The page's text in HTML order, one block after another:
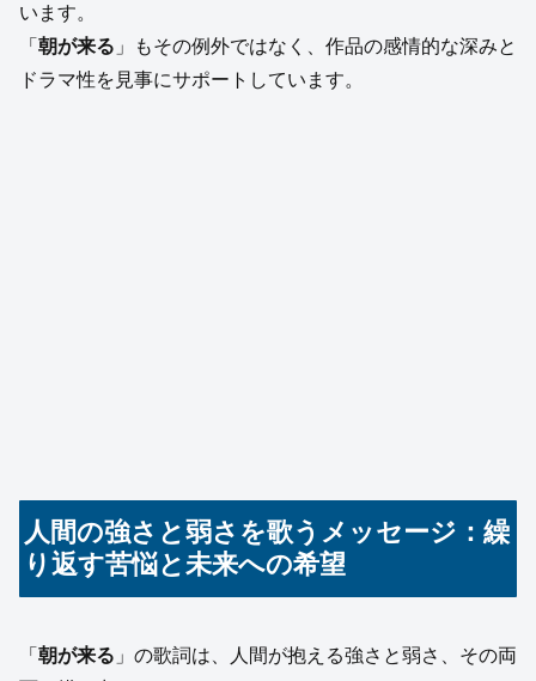
います。
「 朝が来る 」もその例外ではなく、作品の感情的な深みと
ドラマ性を見事にサポートしています。
人間の強さと弱さを歌うメッセージ：繰
り返す苦悩と未来への希望
「 朝が来る 」の歌詞は、人間が抱える強さと弱さ、その両